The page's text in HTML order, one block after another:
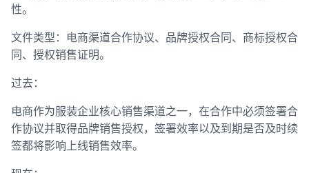
性。
文件类型：电商渠道合作协议、品牌授权合同、商标授权合
同、授权销售证明。
过去：
电商作为服装企业核心销售渠道之一，在合作中必须签署合
作协议并取得品牌销售授权，签署效率以及到期是否及时续
签都将影响上线销售效率。